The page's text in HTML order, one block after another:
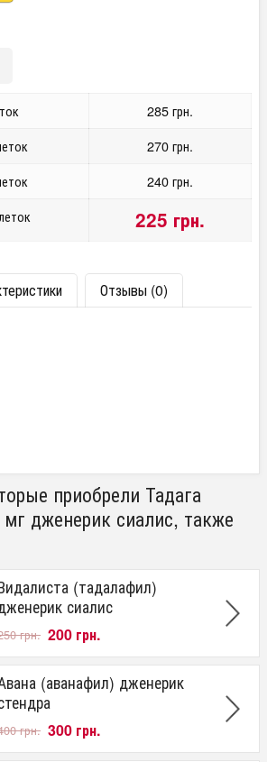
285 грн.
270 грн.
240 грн.
225 грн.
Отзывы (0)
приобрели Тадага
дженерик сиалис, также
(тадалафил)
сиалис
грн. 200 грн.
(аванафил) дженерик
грн. 300 грн.